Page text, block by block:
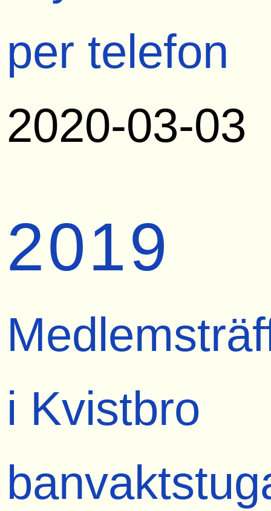
per telefon
2020-03-03
2019
i Kvistbro